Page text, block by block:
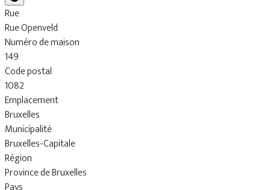
Rue
Rue Openveld
Numéro de maison
149
Code postal
1082
Emplacement
Bruxelles
Municipalité
Bruxelles-Capitale
Région
Province de Bruxelles